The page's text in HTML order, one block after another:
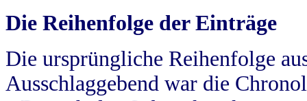
Die Reihenfolge der Einträge
Die ursprüngliche Reihenfolge
Ausschlaggebend war die